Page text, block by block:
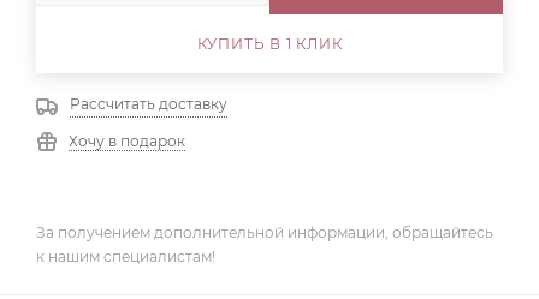
КУПИТЬ В 1 КЛИК
Рассчитать доставку
Хочу в подарок
За получением дополнительной информации, обращайтесь
к нашим специалистам!